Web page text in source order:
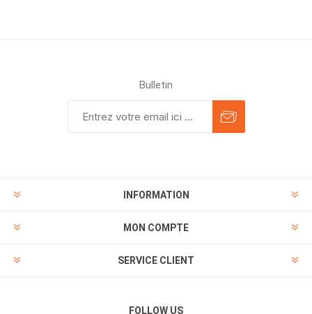
Bulletin
INFORMATION
MON COMPTE
SERVICE CLIENT
FOLLOW US